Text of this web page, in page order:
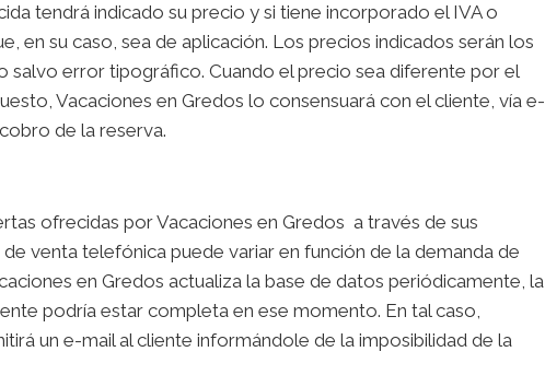
tendrá indicado su precio y si tiene incorporado el IVA o
en su caso, sea de aplicación. Los precios indicados serán los
salvo error tipográfico. Cuando el precio sea diferente por el
Vacaciones en Gredos lo consensuará con el cliente, vía e-
de la reserva.
ofrecidas por Vacaciones en Gredos a través de sus
venta telefónica puede variar en función de la demanda de
en Gredos actualiza la base de datos periódicamente, la
podría estar completa en ese momento. En tal caso,
un e-mail al cliente informándole de la imposibilidad de la